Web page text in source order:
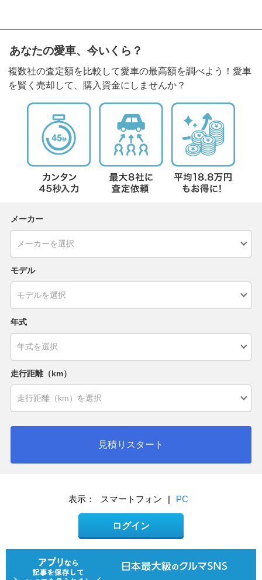
あなたの愛車、今いくら？
複数社の査定額を比較して愛車の最高額を調べよう！愛車
を賢く売却して、購入資金にしませんか？
メーカー
モデル
年式
走行距離（km）
見積りスタート
表示： スマートフォン | PC
ログイン